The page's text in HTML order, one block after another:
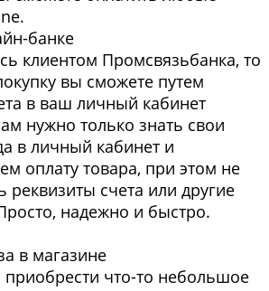
банке
клиентом Промсвязьбанка, то
вы сможете путем
в ваш личный кабинет
нужно только знать свои
в личный кабинет и
оплату товара, при этом не
реквизиты счета или другие
надежно и быстро.
в магазине
что-то небольшое